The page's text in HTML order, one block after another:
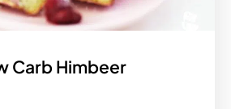
Carb Himbeer